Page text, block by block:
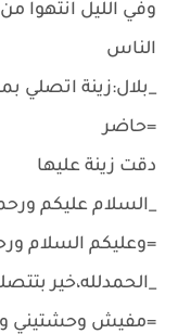
وفي الليل
الناس
_بلال:زينة اتصلي
=حاضر
دقت زينة عليها
_السلام عليكم
=وعليكم السلام
_الحمدلله،خير
=مفيش وحشتيني